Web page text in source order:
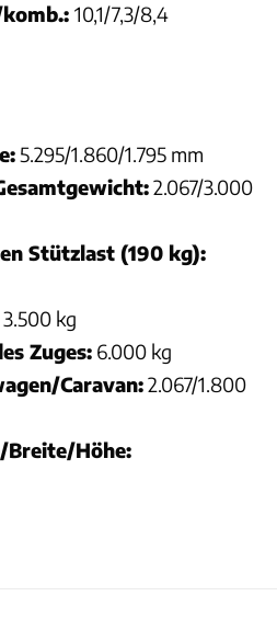
10,1/7,3/8,4
5.295/1.860/1.795 mm
2.067/3.000
Stützlast (190 kg):
3.500 kg
Zuges: 6.000 kg
Caravan:2.067/1.800
Breite/Höhe: